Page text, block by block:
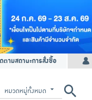
ตามสถานะการสั่งซื้อ
หมวดหมู่ทั้งหมด